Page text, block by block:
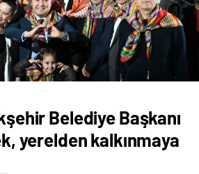
Belediye Başkanı
yerelden kalkınmaya